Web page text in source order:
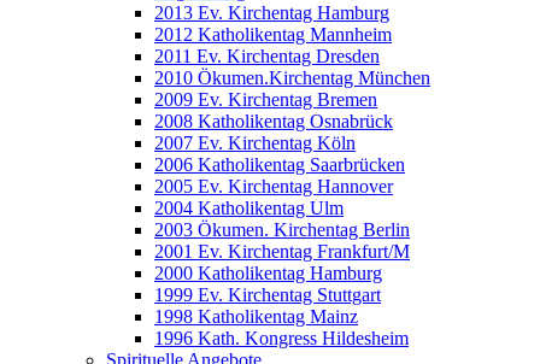
2013 Ev. Kirchentag Hamburg
2012 Katholikentag Mannheim
2011 Ev. Kirchentag Dresden
2010 Ökumen.Kirchentag München
2009 Ev. Kirchentag Bremen
2008 Katholikentag Osnabrück
2007 Ev. Kirchentag Köln
2006 Katholikentag Saarbrücken
2005 Ev. Kirchentag Hannover
2004 Katholikentag Ulm
2003 Ökumen. Kirchentag Berlin
2001 Ev. Kirchentag Frankfurt/M
2000 Katholikentag Hamburg
1999 Ev. Kirchentag Stuttgart
1998 Katholikentag Mainz
1996 Kath. Kongress Hildesheim
Spirituelle Angebote